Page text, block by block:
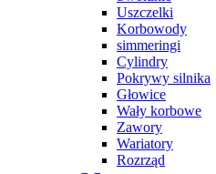
Uszczelki
Korbowody
simmeringi
Cylindry
Pokrywy silnika
Głowice
Wały korbowe
Zawory
Wariatory
Rozrząd